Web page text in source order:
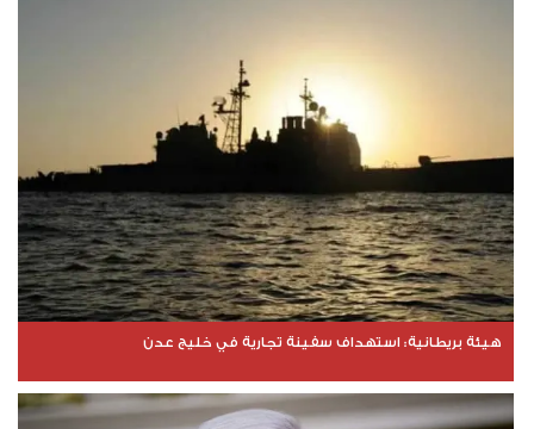
هيئة بريطانية: استهداف سفينة تجارية في خليج عدن